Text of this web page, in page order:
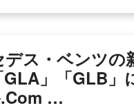
デス・ベンツの
」「GLB」
.com …